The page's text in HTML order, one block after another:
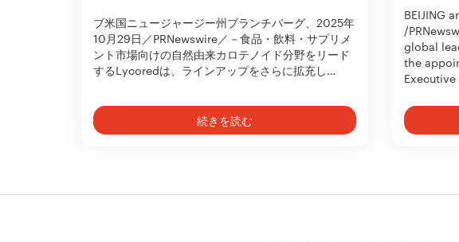
ブ米国ニュージャージー州ブランチバーグ、2025年
10月29日／PRNewswire／－食品・飲料・サプリメ
ント市場向けの自然由来カロテノイド分野をリード
するLycoredは、ラインアップをさらに拡充し…
続きを読む
BEIJING
/
global
the